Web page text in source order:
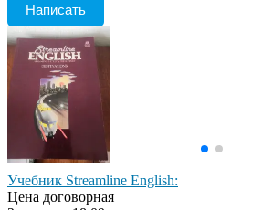
Написать
Учебник Streamline English:
Цена договорная